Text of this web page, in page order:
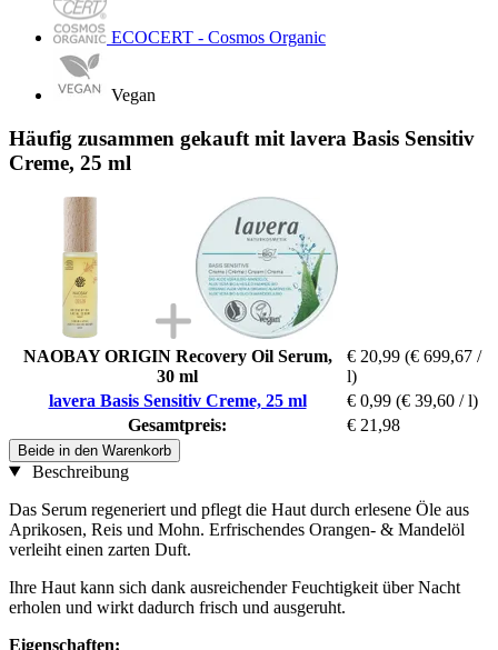
ECOCERT - Cosmos Organic
Vegan
Häufig zusammen gekauft mit lavera Basis Sensitiv
Creme, 25 ml
NAOBAY ORIGIN Recovery Oil Serum,
30 ml
€ 20,99 (€ 699,67 /
l)
lavera Basis Sensitiv Creme, 25 ml
€ 0,99 (€ 39,60 / l)
Gesamtpreis:
€ 21,98
Beide in den Warenkorb
Beschreibung
Das Serum regeneriert und pflegt die Haut durch erlesene Öle aus
Aprikosen, Reis und Mohn. Erfrischendes Orangen- & Mandelöl
verleiht einen zarten Duft.
Ihre Haut kann sich dank ausreichender Feuchtigkeit über Nacht
erholen und wirkt dadurch frisch und ausgeruht.
Eigenschaften: